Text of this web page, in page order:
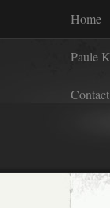
Home
Paule
Contact